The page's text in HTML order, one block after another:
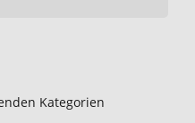
Kategorien